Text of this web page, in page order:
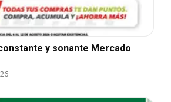
y sonante Mercado